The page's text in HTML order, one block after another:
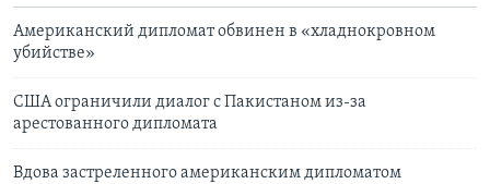
Американский дипломат обвинен в «хладнокровном
убийстве»
США ограничили диалог с Пакистаном из-за
арестованного дипломата
Вдова застреленного американским дипломатом